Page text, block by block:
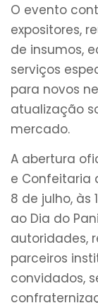
O evento
expositores,
de insumos,
serviços
para novos
atualização
mercado.
A abertura
e Confeitaria
8 de julho, às
ao Dia do
autoridades,
parceiros
convidados,